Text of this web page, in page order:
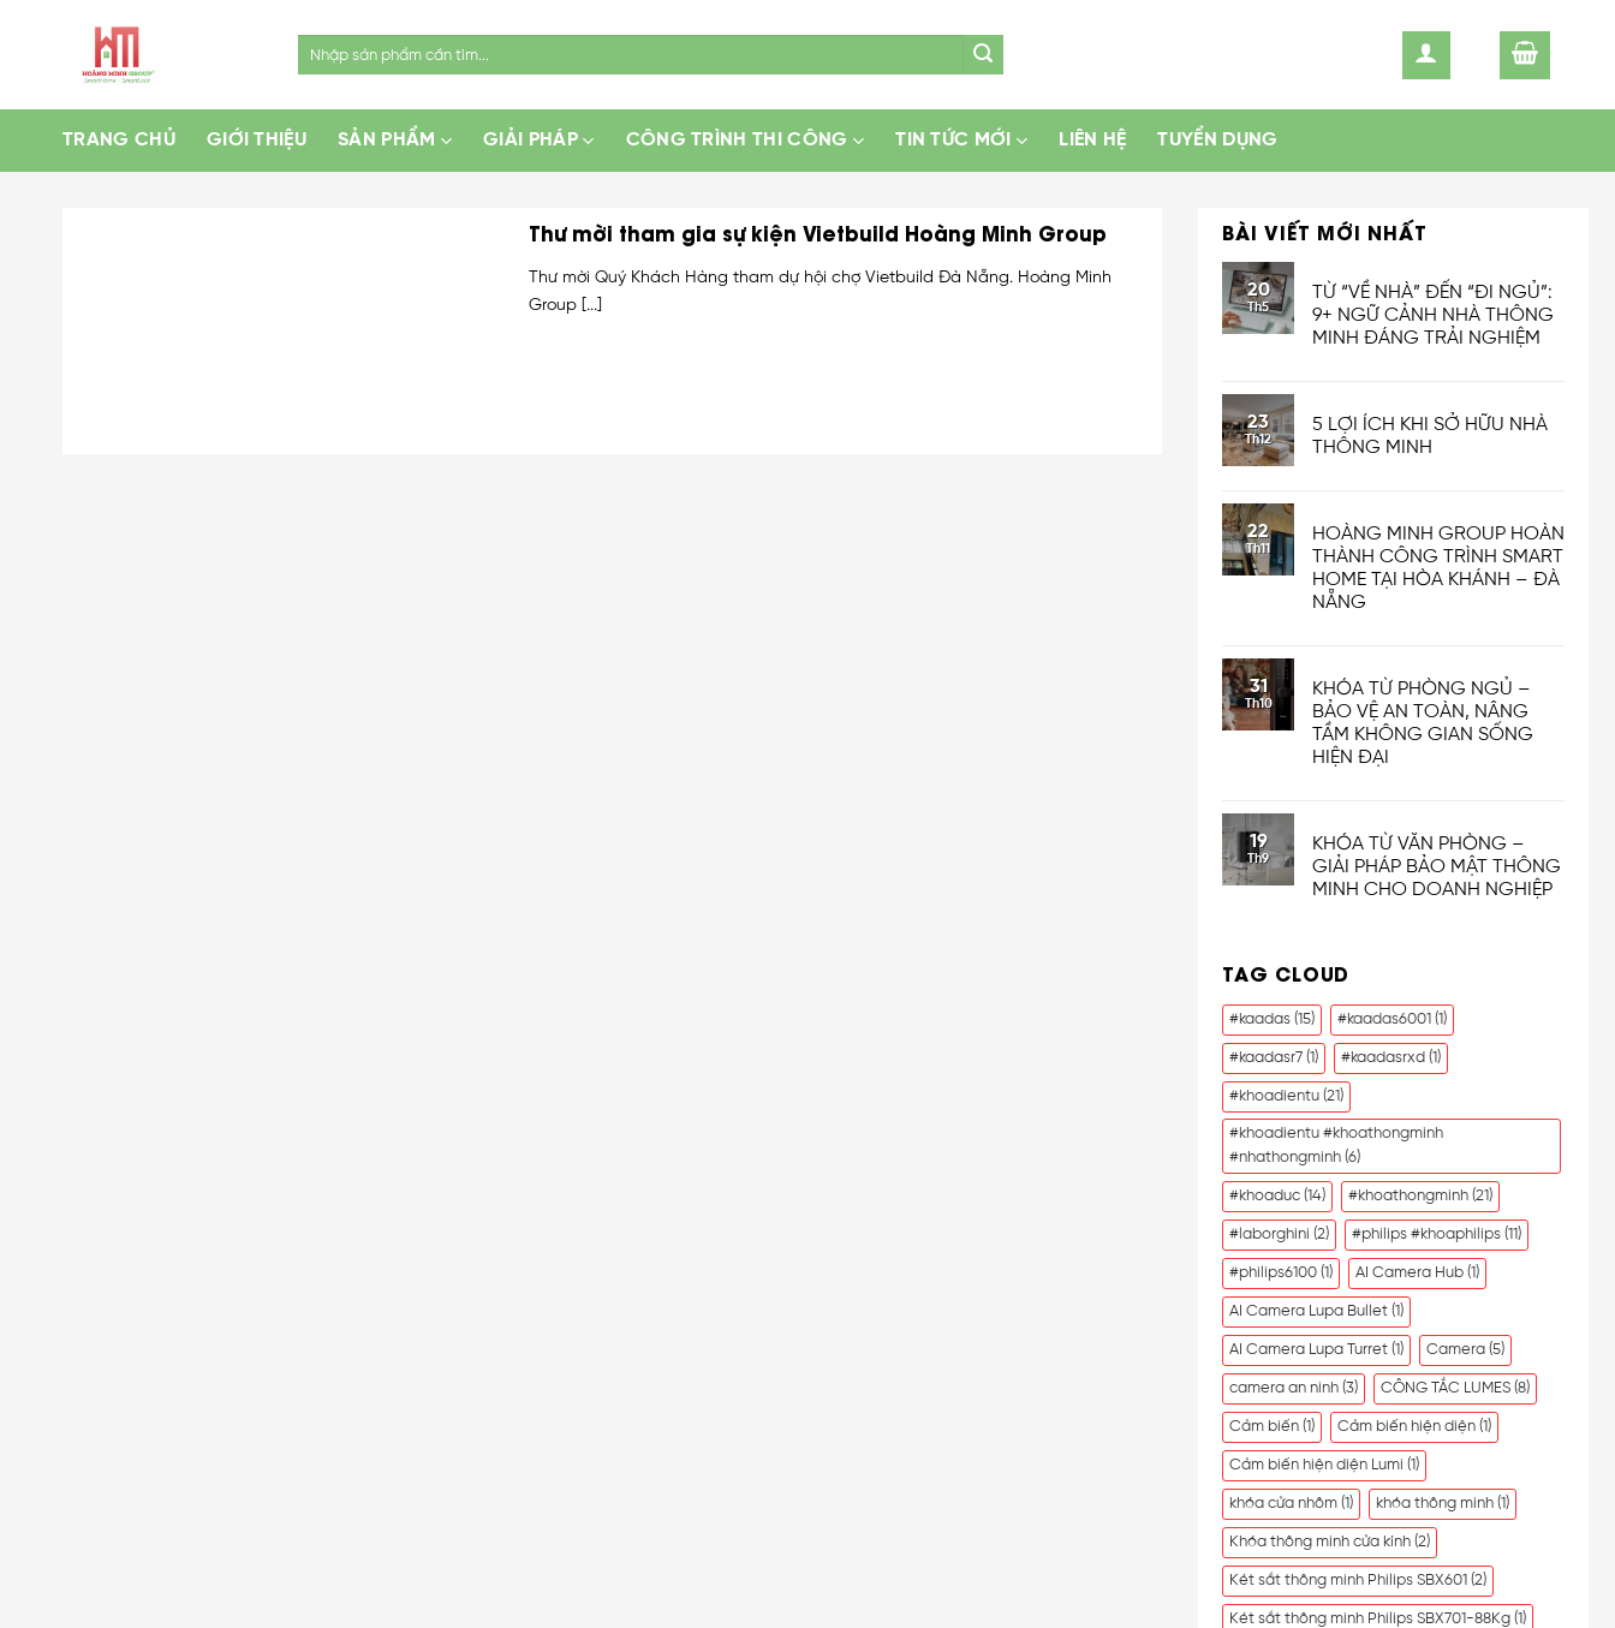
TRANG CHỦ GIỚI THIỆU SẢN PHẨM GIẢI PHÁP CÔNG TRÌNH THI CÔNG TIN TỨC MỚI LIÊN HỆ TUYỂN DỤNG
Thư mời tham gia sự kiện Vietbuild Hoàng Minh Group
Thư mời Quý Khách Hàng tham dự hội chợ Vietbuild Đà Nẵng. Hoàng Minh
Group [...]
BÀI VIẾT MỚI NHẤT
20
Th5
TỪ “VỀ NHÀ” ĐẾN “ĐI NGỦ”:
9+ NGỮ CẢNH NHÀ THÔNG
MINH ĐÁNG TRẢI NGHIỆM
23
Th12
5 LỢI ÍCH KHI SỞ HỮU NHÀ
THÔNG MINH
22
Th11
HOÀNG MINH GROUP HOÀN
THÀNH CÔNG TRÌNH SMART
HOME TẠI HÒA KHÁNH – ĐÀ
NẴNG
31
Th10
KHÓA TỪ PHÒNG NGỦ –
BẢO VỆ AN TOÀN, NÂNG
TẦM KHÔNG GIAN SỐNG
HIỆN ĐẠI
19
Th9
KHÓA TỪ VĂN PHÒNG –
GIẢI PHÁP BẢO MẬT THÔNG
MINH CHO DOANH NGHIỆP
TAG CLOUD
#kaadas (15) #kaadas6001 (1)
#kaadasr7 (1) #kaadasrxd (1)
#khoadientu (21)
#khoadientu #khoathongminh
#nhathongminh (6)
#khoaduc (14) #khoathongminh (21)
#laborghini (2) #philips #khoaphilips (11)
#philips6100 (1) AI Camera Hub (1)
AI Camera Lupa Bullet (1)
AI Camera Lupa Turret (1) Camera (5)
camera an ninh (3) CÔNG TẮC LUMES (8)
Cảm biến (1) Cảm biến hiện diện (1)
Cảm biến hiện diện Lumi (1)
khóa cửa nhôm (1) khóa thông minh (1)
Khóa thông minh cửa kính (2)
Két sắt thông minh Philips SBX601 (2)
Két sắt thông minh Philips SBX701-88Kg (1)